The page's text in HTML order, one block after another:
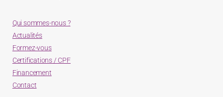
Qui sommes-nous ?
Actualités
Formez-vous
Certifications / CPF
Financement
Contact